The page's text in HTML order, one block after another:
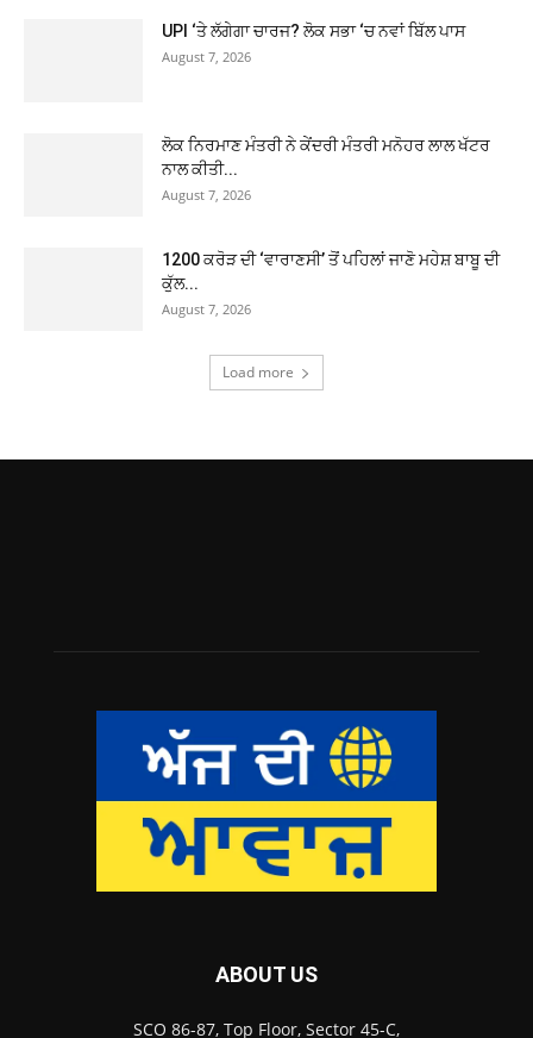
UPI ‘ਤੇ ਲੱਗੇਗਾ ਚਾਰਜ? ਲੋਕ ਸਭਾ ‘ਚ ਨਵਾਂ ਬਿੱਲ ਪਾਸ
August 7, 2026
ਲੋਕ ਨਿਰਮਾਣ ਮੰਤਰੀ ਨੇ ਕੇਂਦਰੀ ਮੰਤਰੀ ਮਨੋਹਰ ਲਾਲ ਖੱਟਰ
ਨਾਲ ਕੀਤੀ...
August 7, 2026
1200 ਕਰੋੜ ਦੀ ‘ਵਾਰਾਣਸੀ’ ਤੋਂ ਪਹਿਲਾਂ ਜਾਣੋ ਮਹੇਸ਼ ਬਾਬੂ ਦੀ
ਕੁੱਲ...
August 7, 2026
Load more
ABOUT US
SCO 86-87, Top Floor, Sector 45-C,